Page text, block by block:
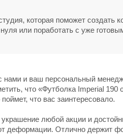
которая поможет создать
или поработать с уже
нами и ваш персональный
что «Футболка Imperial 190
что вас заинтересовало.
любой акции и
деформации. Отлично держит